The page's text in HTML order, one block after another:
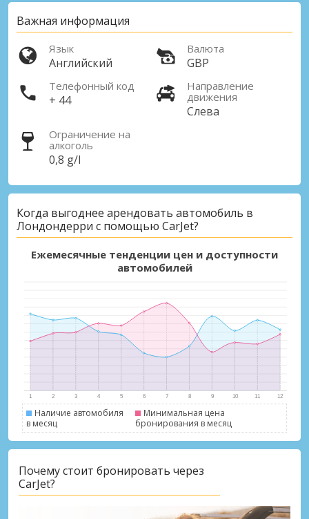
Важная информация
Язык
Английский
Валюта
GBP
Телефонный код
+ 44
Направление
движения
Слева
Ограничение на
алкоголь
0,8 g/l
Когда выгоднее арендовать автомобиль в
Лондондерри с помощью CarJet?
Ежемесячные тенденции цен и доступности
автомобилей
Наличие автомобиля
в месяц
Минимальная цена
бронирования в месяц
Почему стоит бронировать через
CarJet?
Лучшие сбережения
Получите доступ к эксклюзивным
предложениям партнёров